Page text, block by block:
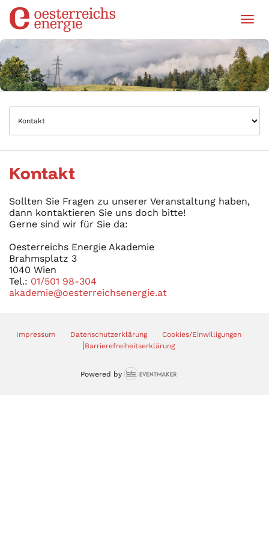
Kontakt
Sollten Sie Fragen zu unserer Veranstaltung haben,
dann kontaktieren Sie uns doch bitte!
Gerne sind wir für Sie da:
Oesterreichs Energie Akademie
Brahmsplatz 3
1040 Wien
Tel.: 01/501 98-304
akademie@oesterreichsenergie.at
Impressum Datenschutzerklärung Cookies/Einwilligungen
|Barrierefreiheitserklärung
Powered by